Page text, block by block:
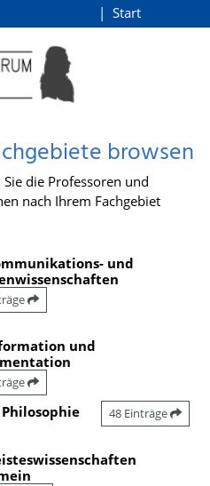
Start
browsen
die Professoren und
nach Ihrem Fachgebiet
und
und
48 Einträge